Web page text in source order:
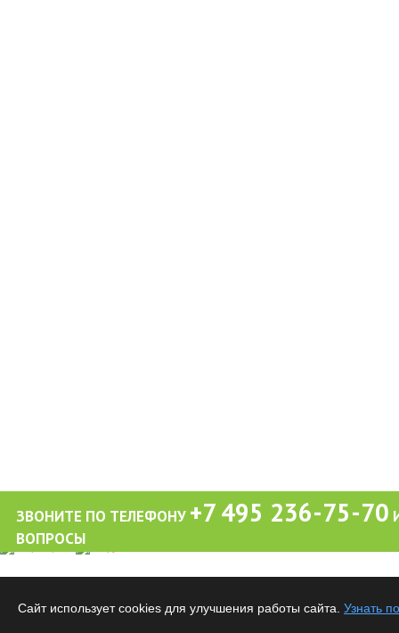
ЗВОНИТЕ ПО ТЕЛЕФОНУ +7 495 236-75-70
ВОПРОСЫ
Все материалы данного сайта являются объектами авторского права. Запрещается
Сайт использует cookies для улучшения работы сайта. Узнать